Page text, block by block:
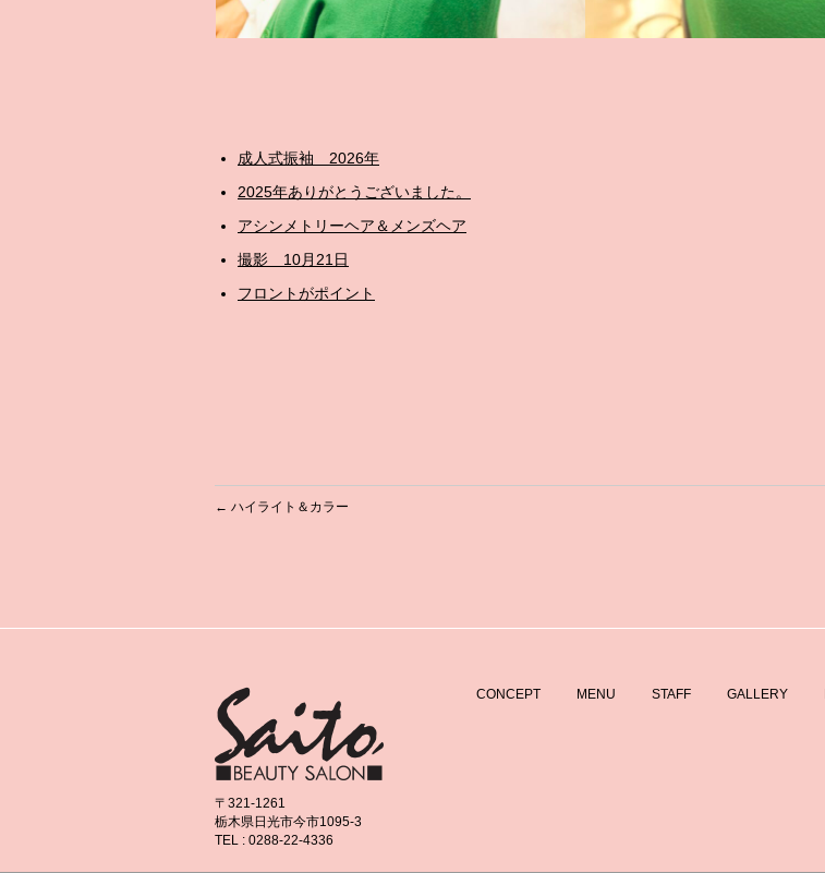
成人式振袖 2026年
2025年ありがとうございました。
アシンメトリーヘア＆メンズヘア
撮影 10月21日
フロントがポイント
← ハイライト＆カラー
〒321-1261
栃木県日光市今市1095-3
TEL : 0288-22-4336
CONCEPT MENU STAFF GALLERY